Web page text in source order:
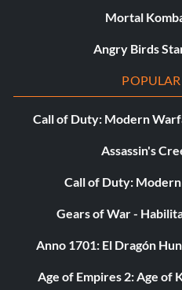
Mortal
Angry Birds
POPULAR
Call of Duty: Modern
Assassin's
Call of Duty:
Gears of War -
Anno 1701: El Dragón
Age of Empires 2: Age of